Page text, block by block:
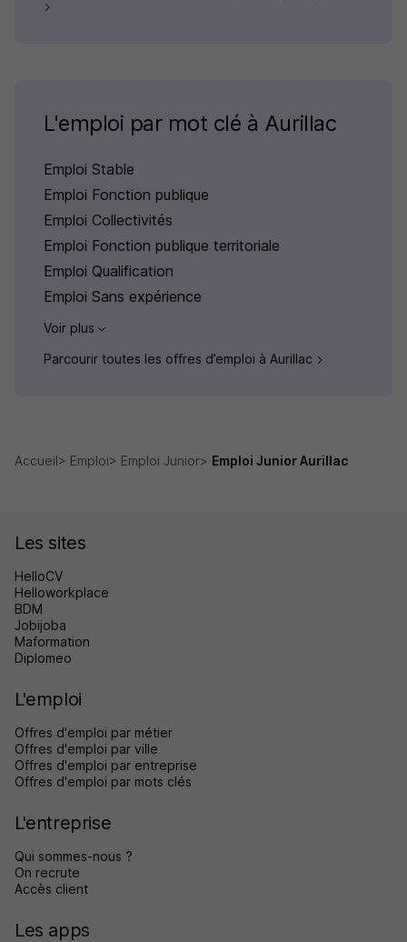
L'emploi par mot clé à Aurillac
Emploi Stable
Emploi Fonction publique
Emploi Collectivités
Emploi Fonction publique territoriale
Emploi Qualification
Emploi Sans expérience
Voir plus
Parcourir toutes les offres d’emploi à Aurillac
Accueil Emploi Emploi Junior Emploi Junior Aurillac
Les sites
HelloCV
Helloworkplace
BDM
Jobijoba
Maformation
Diplomeo
L'emploi
Offres d'emploi par métier
Offres d'emploi par ville
Offres d'emploi par entreprise
Offres d'emploi par mots clés
L'entreprise
Qui sommes-nous ?
On recrute
Accès client
Les apps